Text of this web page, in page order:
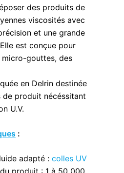
des produits de
viscosités avec
et une grande
est conçue pour
gouttes, des
en Delrin destinée
de produit nécéssitant
U.V.
:
adapté : colles UV
produit : 1 à 50 000